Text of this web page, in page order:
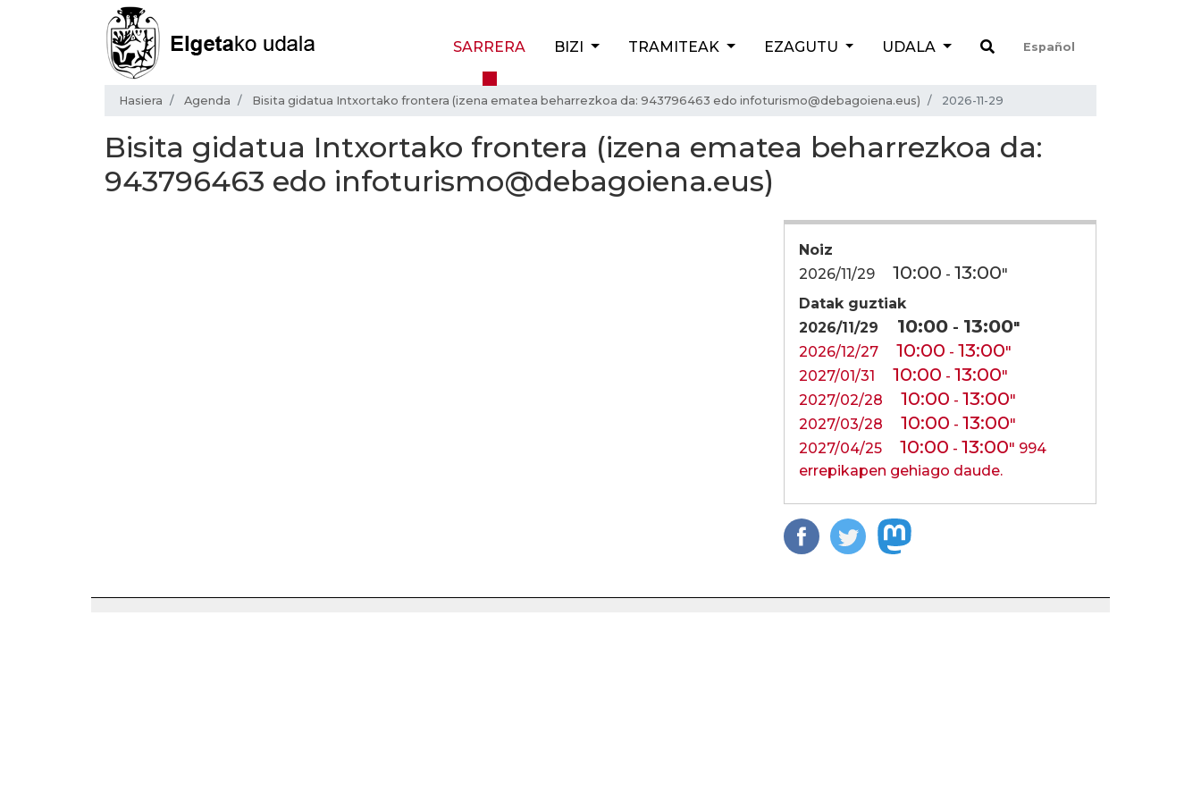
SARRERA BIZI TRAMITEAK EZAGUTU UDALA Español
Hasiera Agenda Bisita gidatua Intxortako frontera (izena ematea beharrezkoa da: 943796463 edo infoturismo@debagoiena.eus) 2026-11-29
Bisita gidatua Intxortako frontera (izena ematea beharrezkoa da:
943796463 edo infoturismo@debagoiena.eus)
Noiz
2026/11/29
10:00 - 13:00"
Datak guztiak
2026/11/29
10:00 - 13:00"
2026/12/27
10:00 - 13:00"
2027/01/31
10:00 - 13:00"
2027/02/28
10:00 - 13:00"
2027/03/28
10:00 - 13:00"
2027/04/25
10:00 - 13:00" 994
errepikapen gehiago daude.